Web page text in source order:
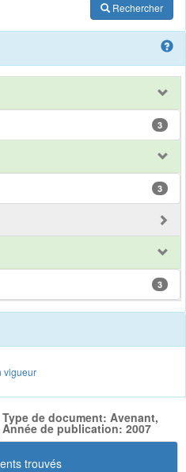
Rechercher
3
3
3
vigueur
de document: Avenant,
de publication: 2007
trouvés